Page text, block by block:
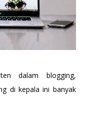
dalam blogging,
di kepala ini banyak